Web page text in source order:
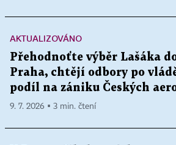
AKTUALIZOVÁNO
Přehodnoťte výběr Lašáka
Praha, chtějí odbory po
podíl na zániku Českých
9. 7. 2026 ▪ 3 min. čtení